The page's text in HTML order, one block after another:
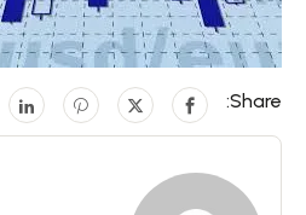
Share: